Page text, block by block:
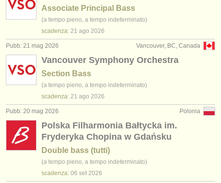
Associate Principal Bass
(a tempo pieno, a tempo indeterminato)
scadenza: 21 ago 2026
Vancouver, BC, Canada
Pubb: 21 mag 2026
Vancouver Symphony Orchestra
Section Bass
(a tempo pieno, a tempo indeterminato)
scadenza: 21 ago 2026
Polonia
Pubb: 20 mag 2026
Polska Filharmonia Bałtycka im.
Fryderyka Chopina w Gdańsku
Double bass (tutti)
(a tempo pieno, a tempo indeterminato)
scadenza: 06 set 2026